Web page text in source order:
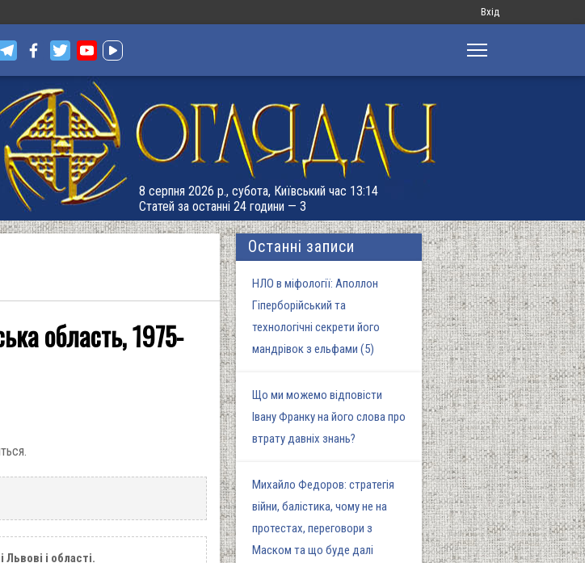
Меню
запису
Вхід
8 серпня 2026 р., субота, Київський час 13:14
Статей за останні 24 години — 3
область, 1975-
і області.
Останні записи
НЛО в міфології: Аполлон
Гіперборійський та
технологічні секрети його
мандрівок з ельфами (5)
Що ми можемо відповісти
Івану Франку на його слова про
втрату давніх знань?
Михайло Федоров: стратегія
війни, балістика, чому не на
протестах, переговори з
Маском та що буде далі